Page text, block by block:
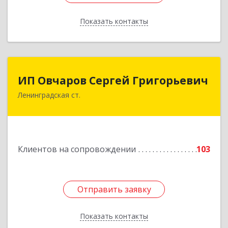
Показать контакты
Назад
ИП Овчаров Сергей Григорьевич
Ленинградская ст.
Клиентов на сопровождении 103
Отправить заявку
Показать контакты
ИП Овчаров Сергей Григорьевич
353740, Краснодарский край, Ленинградский р-
Подробнее
Отправить заявку
Назад